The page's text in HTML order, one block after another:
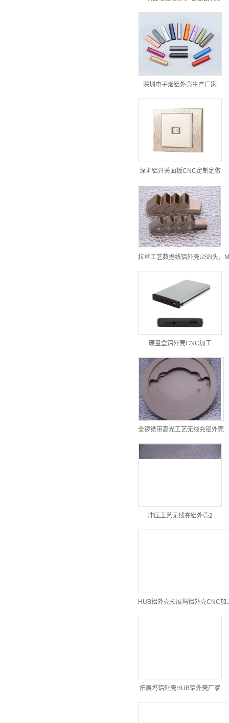
深圳电子烟铝外壳生产厂家
深圳铝开关面板CNC定制定做
拉丝工艺数据线铝外壳USB头，
硬盘盒铝外壳CNC加工
全锣铣带高光工艺无线充铝外壳
冲压工艺无线充铝外壳2
HUB铝外壳拓展坞铝外壳CNC加
拓展坞铝外壳HUB铝外壳厂家